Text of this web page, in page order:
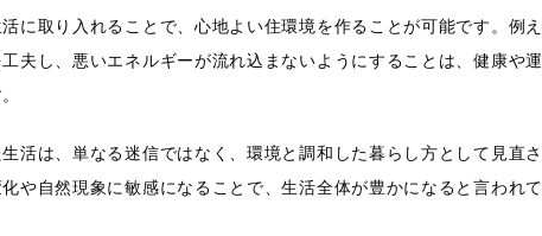
に取り入れることで、心地よい住環境を作ることが可能です。例え
夫し、悪いエネルギーが流れ込まないようにすることは、健康や運
活は、単なる迷信ではなく、環境と調和した暮らし方として見直さ
や自然現象に敏感になることで、生活全体が豊かになると言われて